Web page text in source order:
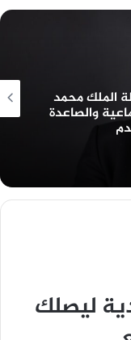
الملك محمد
والصاعدة
ليصلك